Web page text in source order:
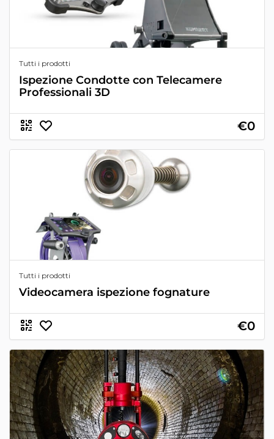
Tutti i prodotti
Ispezione Condotte con Telecamere
Professionali 3D
€0
Tutti i prodotti
Videocamera ispezione fognature
€0